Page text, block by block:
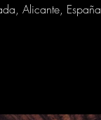
Alicante, España